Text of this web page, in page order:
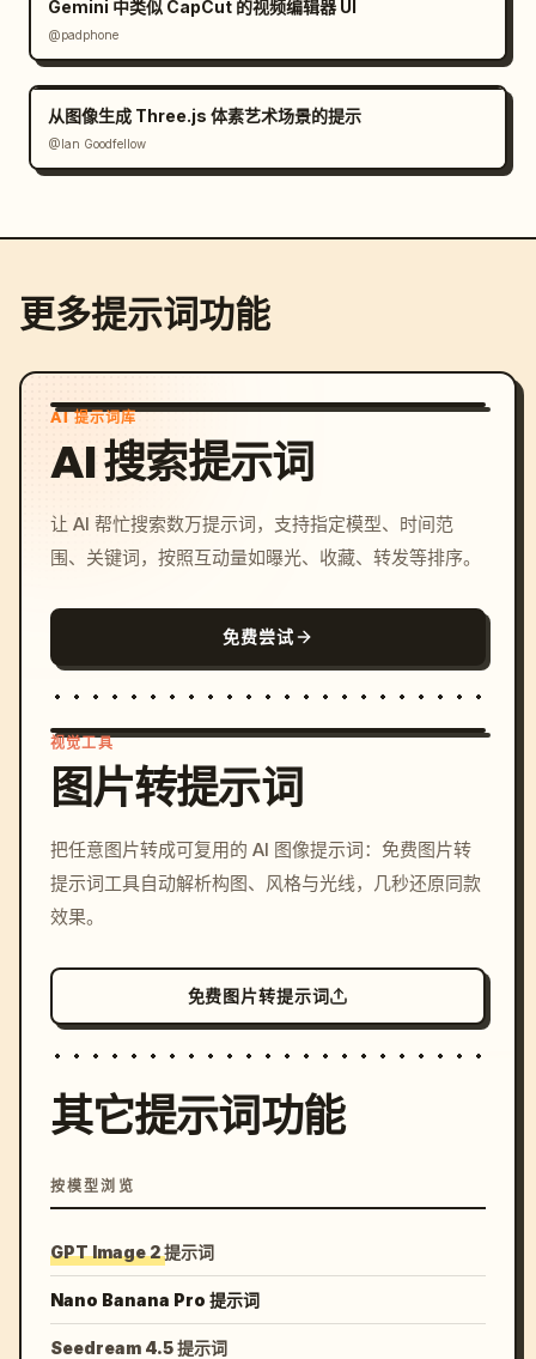
Gemini 中类似 CapCut 的视频编辑器 UI
@padphone
从图像生成 Three.js 体素艺术场景的提示
@Ian Goodfellow
更多提示词功能
AI 提示词库
AI 搜索提示词
让 AI 帮忙搜索数万提示词，支持指定模型、时间范
围、关键词，按照互动量如曝光、收藏、转发等排序。
免费尝试
c, cyberpunk sunset, neon
colors, 8k --v 6.0
视觉工具
图片转提示词
把任意图片转成可复用的 AI 图像提示词：免费图片转
提示词工具自动解析构图、风格与光线，几秒还原同款
效果。
免费图片转提示词
其它提示词功能
按模型浏览
GPT Image 2 提示词
Nano Banana Pro 提示词
Seedream 4.5 提示词